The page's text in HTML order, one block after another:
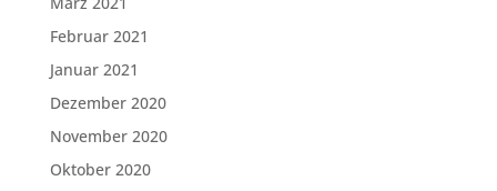
Februar 2021
Januar 2021
Dezember 2020
November 2020
Oktober 2020